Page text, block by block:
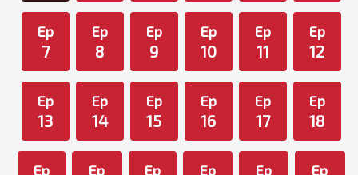
Ep
7
Ep
8
Ep
9
Ep
10
Ep
11
Ep
12
Ep
13
Ep
14
Ep
15
Ep
16
Ep
17
Ep
18
Ep Ep Ep Ep Ep Ep